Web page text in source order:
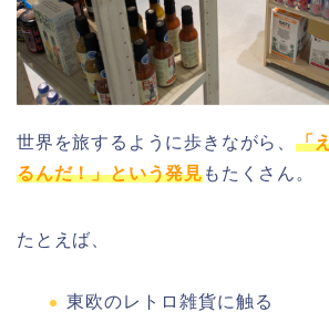
世界を旅するように歩きながら、 「
るんだ！」という発見もたくさん。
たとえば、
東欧のレトロ雑貨に触る